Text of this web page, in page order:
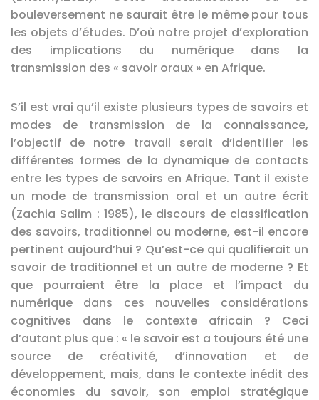
bouleversement ne saurait être le même pour tous
les objets d’études. D’où notre projet d’exploration
des implications du numérique dans la
transmission des « savoir oraux » en Afrique.
S’il est vrai qu’il existe plusieurs types de savoirs et
modes de transmission de la connaissance,
l’objectif de notre travail serait d’identifier les
différentes formes de la dynamique de contacts
entre les types de savoirs en Afrique. Tant il existe
un mode de transmission oral et un autre écrit
(Zachia Salim : 1985), le discours de classification
des savoirs, traditionnel ou moderne, est-il encore
pertinent aujourd’hui ? Qu’est-ce qui qualifierait un
savoir de traditionnel et un autre de moderne ? Et
que pourraient être la place et l’impact du
numérique dans ces nouvelles considérations
cognitives dans le contexte africain ? Ceci
d’autant plus que : « le savoir est a toujours été une
source de créativité, d’innovation et de
développement, mais, dans le contexte inédit des
économies du savoir, son emploi stratégique